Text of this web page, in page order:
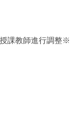
課教師進行調整※